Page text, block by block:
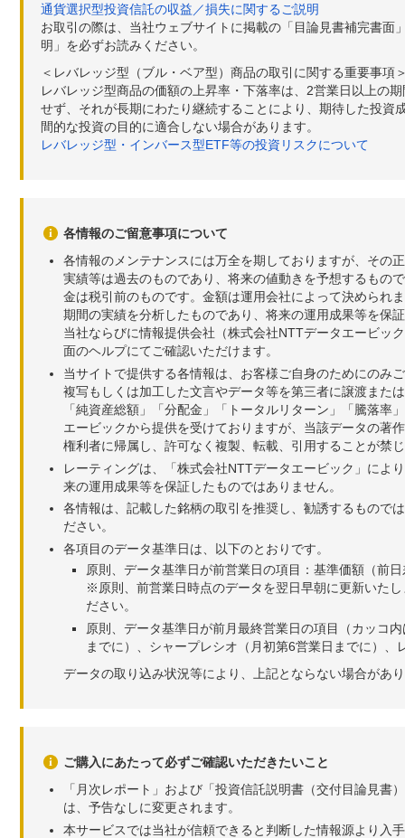
通貨選択型投資信託の収益／損失に関するご説明
お取引の際は、当社ウェブサイトに掲載の「目論見書補完書
明」を必ずお読みください。
＜レバレッジ型（ブル・ベア型）商品の取引に関する重要事項
レバレッジ型商品の価額の上昇率・下落率は、2営業日以上の
せず、それが長期にわたり継続することにより、期待した投
間的な投資の目的に適合しない場合があります。
レバレッジ型・インバース型ETF等の投資リスクについて
各情報のご留意事項について
各情報のメンテナンスには万全を期しておりますが、その
実績等は過去のものであり、将来の値動きを予想するもの
金は税引前のものです。金額は運用会社によって決められ
期間の実績を分析したものであり、将来の運用成果等を保
当社ならびに情報提供会社（株式会社NTTデータエービッ
面のヘルプにてご確認いただけます。
当サイトで提供する各情報は、お客様ご自身のためにのみ
複写もしくは加工した文言やデータ等を第三者に譲渡また
「純資産総額」「分配金」「トータルリターン」「騰落
エービックから提供を受けておりますが、当該データの著
権利者に帰属し、許可なく複製、転載、引用することが禁
レーティングは、「株式会社NTTデータエービック」によ
来の運用成果等を保証したものではありません。
各情報は、記載した銘柄の取引を推奨し、勧誘するもので
ださい。
各項目のデータ基準日は、以下のとおりです。
原則、データ基準日が前営業日の項目：基準価額（前
※原則、前営業日時点のデータを翌日早朝に更新いた
ださい。
原則、データ基準日が前月最終営業日の項目（カッコ
までに）、シャープレシオ（月初第6営業日までに）
データの取り込み状況等により、上記とならない場合があ
ご購入にあたって必ずご確認いただきたいこと
「月次レポート」および「投資信託説明書（交付目論見
は、予告なしに変更されます。
本サービスでは当社が信頼できると判断した情報源より入